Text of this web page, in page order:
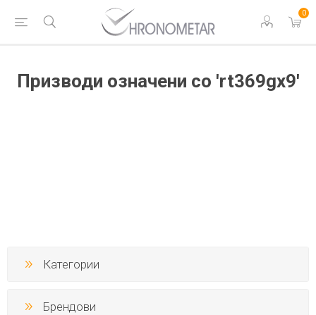
0
Призводи означени со 'rt369gx9'
Категории
Брендови